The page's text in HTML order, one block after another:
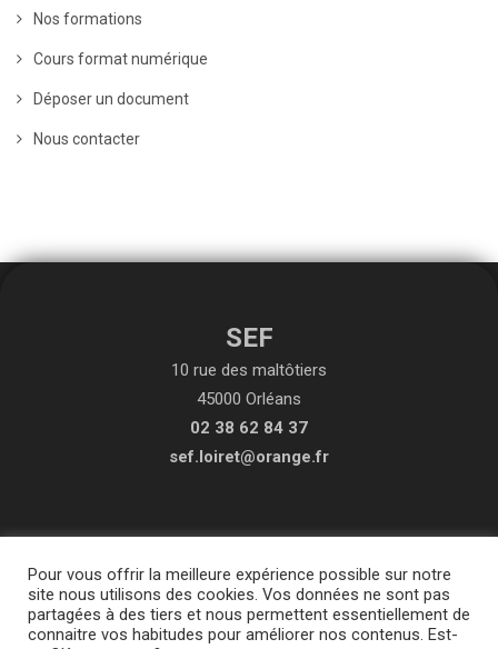
Nos formations
Cours format numérique
Déposer un document
Nous contacter
SEF
10 rue des maltôtiers
45000 Orléans
02 38 62 84 37
sef.loiret@orange.fr
Pour vous offrir la meilleure expérience possible sur notre
site nous utilisons des cookies. Vos données ne sont pas
partagées à des tiers et nous permettent essentiellement de
connaitre vos habitudes pour améliorer nos contenus. Est-